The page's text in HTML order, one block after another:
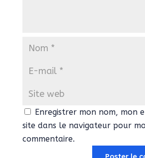
Enregistrer mon nom, mon
site dans le navigateur pour
commentaire.